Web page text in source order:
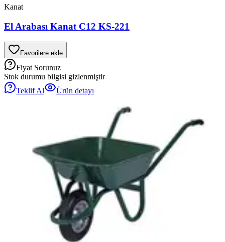
Kanat
El Arabası Kanat C12 KS-221
Favorilere ekle
Fiyat Sorunuz
Stok durumu bilgisi gizlenmiştir
Teklif Al
Ürün detayı